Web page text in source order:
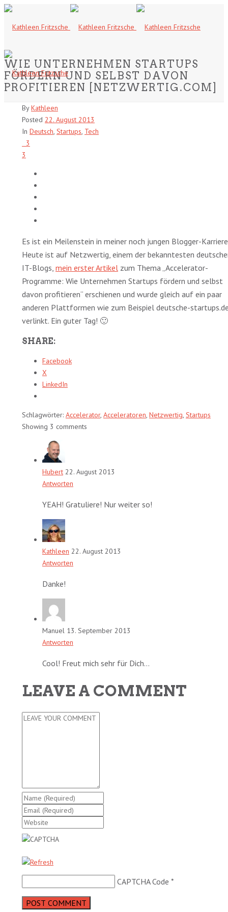
WIE UNTERNEHMEN STARTUPS
FÖRDERN UND SELBST DAVON
PROFITIEREN [NETZWERTIG.COM]
ByKathleen
Posted 22. August 2013
In Deutsch, Startups, Tech
3
3
Es ist ein Meilenstein in meiner noch jungen Blogger-
Heute ist auf Netzwertig, einem der bekanntesten
IT-Blogs, mein erster Artikel zum Thema „Accelerator-
Programme: Wie Unternehmen Startups fördern und selbst
davon profitieren“ erschienen und wurde gleich auf ein paar
anderen Plattformen wie zum Beispiel deutsche-
verlinkt. Ein guter Tag! 🙂
SHARE:
Facebook
X
LinkedIn
Schlagwörter: Accelerator, Acceleratoren, Netzwertig, Startups
Showing 3 comments
Hubert 22. August 2013
Antworten
YEAH! Gratuliere! Nur weiter so!
Kathleen 22. August 2013
Antworten
Danke!
Manuel 13. September 2013
Antworten
Cool! Freut mich sehr für Dich…
LEAVE A COMMENT
CAPTCHA Code *